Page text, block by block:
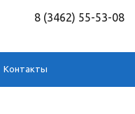
8 (3462) 55-53-08
Контакты